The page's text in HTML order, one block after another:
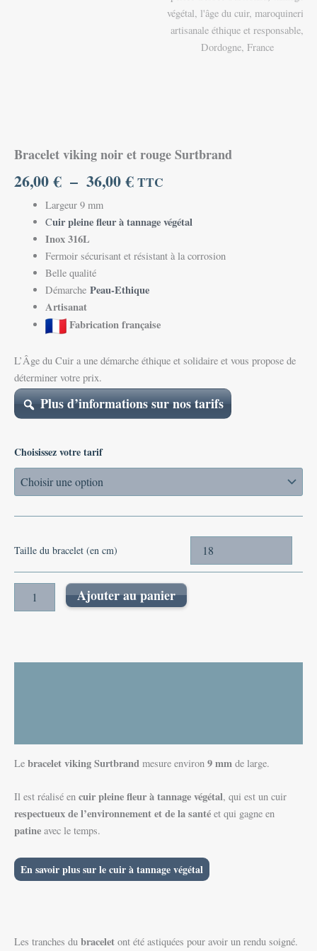
Bracelet viking noir et rouge Surtbrand
26,00€ – 36,00€TTC
Largeur 9 mm
Cuir pleine fleur à tannage végétal
Inox 316L
Fermoir sécurisant et résistant à la corrosion
Belle qualité
Démarche Peau-Ethique
Artisanat
Fabrication française
L’Âge du Cuir a une démarche éthique et solidaire et vous propose de
déterminer votre prix.
Plus d’informations sur nos tarifs
Choisissez votre tarif
Taille du bracelet (en cm)
Ajouter au panier
Le bracelet vikingSurtbrand mesure environ 9 mm de large.
Il est réalisé en cuir pleine fleur à tannage végétal, qui est un cuir
respectueux de l’environnement et de lasanté et qui gagne en
patine avec le temps.
En savoir plus sur le cuir à tannage végétal
Les tranches du bracelet ont été astiquées pour avoir un rendu soigné.